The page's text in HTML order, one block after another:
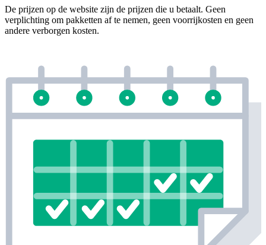
De prijzen op de website zijn de prijzen die u betaalt. Geen
verplichting om pakketten af te nemen, geen voorrijkosten en geen
andere verborgen kosten.